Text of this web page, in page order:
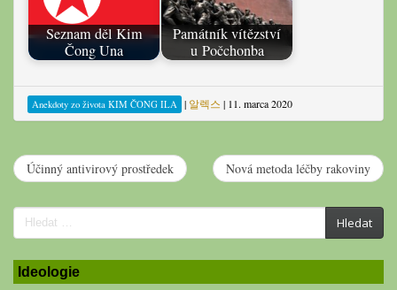
Seznam děl Kim
Čong Una
Památník vítězství
u Počchonba
Anekdoty zo života KIM ČONG ILA | 알렉스 | 11. marca 2020
Nová metoda léčby rakoviny
Účinný antivirový prostředek
Search
for:
Hledat
Ideologie